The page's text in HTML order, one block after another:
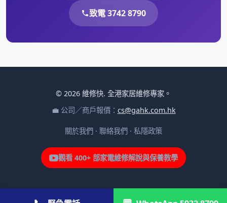
致電 3742 8790
© 2026 維修快. 全港家居維修專家。
💼 公司／商戶報價： cs@gahk.com.hk
關於我們 · 聯絡我們 · 私隱政策
觀看 400+ 部家電維修解說與保養教學